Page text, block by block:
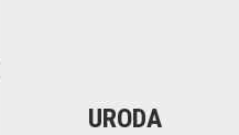
URODA